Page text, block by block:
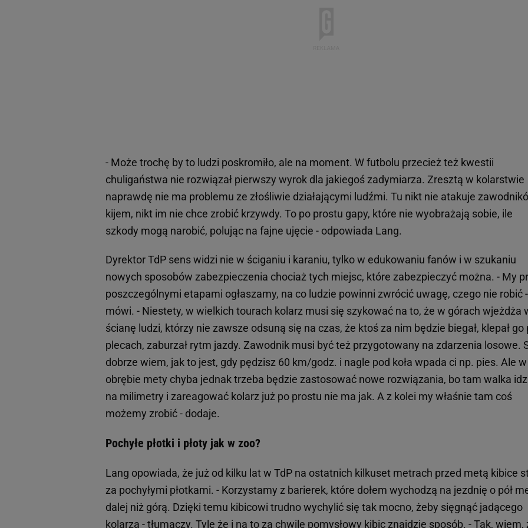
- Może trochę by to ludzi poskromiło, ale na moment. W futbolu przecież też kwestii
chuligaństwa nie rozwiązał pierwszy wyrok dla jakiegoś zadymiarza. Zresztą w kolarstwie
naprawdę nie ma problemu ze złośliwie działającymi ludźmi. Tu nikt nie atakuje
kijem, nikt im nie chce zrobić krzywdy. To po prostu gapy, które nie wyobrażają sobie, ile
szkody mogą narobić, polując na fajne ujęcie - odpowiada Lang.
Dyrektor TdP sens widzi nie w ściganiu i karaniu, tylko w edukowaniu fanów i w szukaniu
nowych sposobów zabezpieczenia chociaż tych miejsc, które zabezpieczyć można. - My
poszczególnymi etapami ogłaszamy, na co ludzie powinni zwrócić uwagę, czego nie robić -
mówi. - Niestety, w wielkich tourach kolarz musi się szykować na to, że w górach wjeżdża
ścianę ludzi, którzy nie zawsze odsuną się na czas, że ktoś za nim będzie biegał, klepał go
plecach, zaburzał rytm jazdy. Zawodnik musi być też przygotowany na zdarzenia losowe.
dobrze wiem, jak to jest, gdy pędzisz 60 km/godz. i nagle pod koła wpada ci np. pies. Ale w
obrębie mety chyba jednak trzeba będzie zastosować nowe rozwiązania, bo tam walka
na milimetry i zareagować kolarz już po prostu nie ma jak. A z kolei my właśnie tam coś
możemy zrobić - dodaje.
Pochyłe płotki i płoty jak w zoo?
Lang opowiada, że już od kilku lat w TdP na ostatnich kilkuset metrach przed metą kibice
za pochyłymi płotkami. - Korzystamy z barierek, które dołem wychodzą na jezdnię o pół
dalej niż górą. Dzięki temu kibicowi trudno wychylić się tak mocno, żeby sięgnąć jadącego
kolarza - tłumaczy. Tyle że i na to za chwilę pomysłowy kibic znajdzie sposób. - Tak, wiem,